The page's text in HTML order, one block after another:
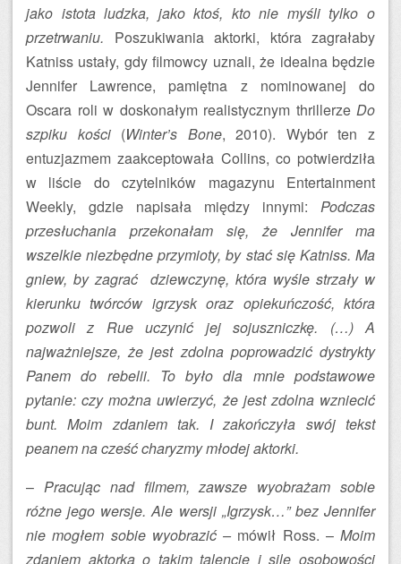
jako istota ludzka, jako ktoś, kto nie myśli tylko o
przetrwaniu. Poszukiwania aktorki, która zagrałaby
Katniss ustały, gdy filmowcy uznali, że idealna będzie
Jennifer Lawrence, pamiętna z nominowanej do
Oscara roli w doskonałym realistycznym thrillerze Do
szpiku kości(Winter’s Bone, 2010). Wybór ten z
entuzjazmem zaakceptowała Collins, co potwierdziła
w liście do czytelników magazynu Entertainment
Weekly, gdzie napisała między innymi: Podczas
przesłuchania przekonałam się, że Jennifer ma
wszelkie niezbędne przymioty, by stać się Katniss. Ma
gniew, by zagrać dziewczynę, która wyśle strzały w
kierunku twórców igrzysk oraz opiekuńczość, która
pozwoli z Rue uczynić jej sojuszniczkę. (…) A
najważniejsze, że jest zdolna poprowadzić dystrykty
Panem do rebelii. To było dla mnie podstawowe
pytanie: czy można uwierzyć, że jest zdolna wzniecić
bunt. Moim zdaniem tak. I zakończyła swój tekst
peanem na cześć charyzmy młodej aktorki.
– Pracując nad filmem, zawsze wyobrażam sobie
różne jego wersje. Ale wersji „Igrzysk…” bez Jennifer
nie mogłem sobie wyobrazić –mówił Ross. – Moim
zdaniem aktorka o takim talencie i sile osobowości